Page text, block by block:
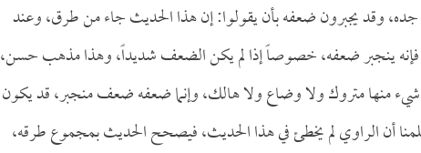
وقد يجبرون ضعفه بأن يقولوا: إن هذا الحديث جاء من طرق، وعند
ينجبر ضعفه، خصوصاً إذا لم يكن الضعف شديداً، وهذا مذهب حسن،
منها متروك ولا وضاع ولا هالك، وإنما ضعفه ضعف منجبر، قد يكون
أن الراوي لم يخطئ في هذا الحديث، فيصحح الحديث بمجموع طرقه،